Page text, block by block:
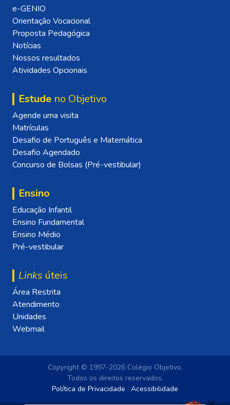
e-GENIO
Orientação Vocacional
Proposta Pedagógica
Notícias
Nossos resultados
Atividades Opcionais
Estude no Objetivo
Agende uma visita
Matrículas
Desafio de Português e Matemática
Desafio Agendado
Concurso de Bolsas (Pré-vestibular)
Ensino
Educação Infantil
Ensino Fundamental
Ensino Médio
Pré-vestibular
Links úteis
Área Restrita
Atendimento
Unidades
Webmail
Copyright© 1997-2026 Colégio Objetivo.
Todos os direitos reservados.
Política de Privacidade | Acessibilidade